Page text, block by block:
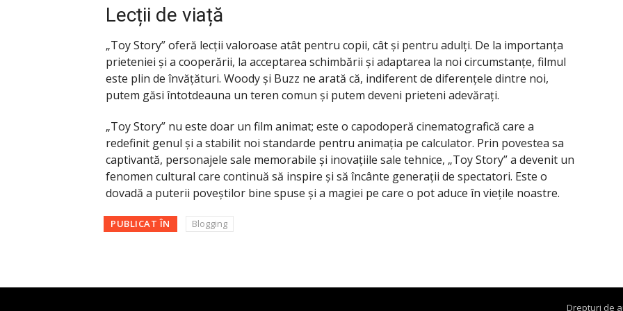
Lecții de viață
„Toy Story” oferă lecții valoroase atât pentru copii, cât și pentru adulți. De la importanța
prieteniei și a cooperării, la acceptarea schimbării și adaptarea la noi circumstanțe, filmul
este plin de învățături. Woody și Buzz ne arată că, indiferent de diferențele dintre noi,
putem găsi întotdeauna un teren comun și putem deveni prieteni adevărați.
„Toy Story” nu este doar un film animat; este o capodoperă cinematografică care a
redefinit genul și a stabilit noi standarde pentru animația pe calculator. Prin povestea sa
captivantă, personajele sale memorabile și inovațiile sale tehnice, „Toy Story” a devenit un
fenomen cultural care continuă să inspire și să încânte generații de spectatori. Este o
dovadă a puterii poveștilor bine spuse și a magiei pe care o pot aduce în viețile noastre.
PUBLICAT ÎN Blogging
Drepturi de